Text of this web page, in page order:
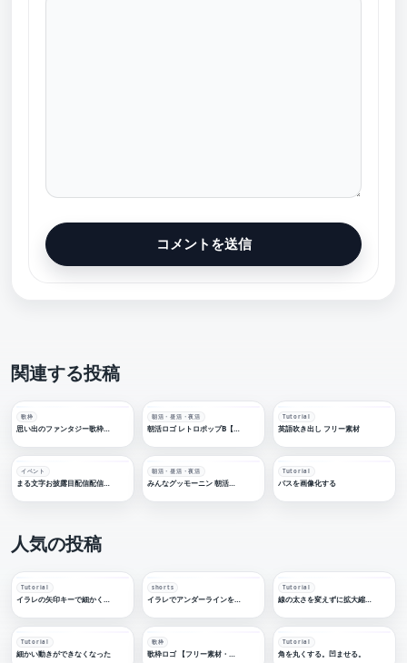
関連する投稿
歌枠 朝活・昼活・夜活 Tutorial
英語吹き出し フリー素材
イベント 朝活・昼活・夜活 Tutorial
パスを画像化する
人気の投稿
Tutorial shorts Tutorial
Tutorial
細かい動きができなくなった
歌枠 Tutorial
角を丸くする。凹ませる。